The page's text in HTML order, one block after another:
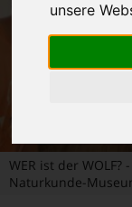
unsere
WER ist der
Naturkunde-